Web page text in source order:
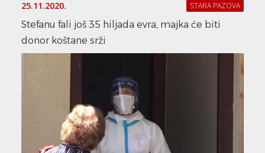
25.11.2020. STARA PAZOVA
Stefanu fali još 35 hiljada evra, majka će biti
donor koštane srži